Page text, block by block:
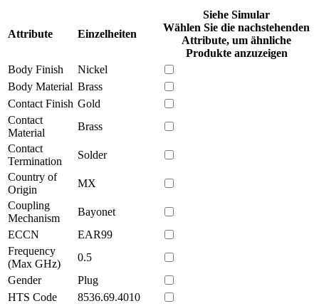
Attribute Einzelheiten
Siehe Simular
Wählen Sie die nachstehenden
Attribute, um ähnliche
Produkte anzuzeigen
Body Finish
Nickel
Body Material Brass
Contact Finish Gold
Contact
Material
Brass
Contact
Termination
Solder
Country of
Origin
MX
Coupling
Mechanism
Bayonet
ECCN
EAR99
Frequency
(Max GHz)
0.5
Gender
Plug
HTS Code
8536.69.4010